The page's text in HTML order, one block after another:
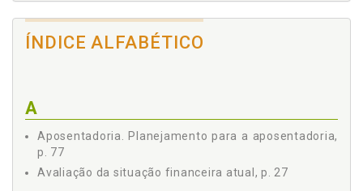
ÍNDICE ALFABÉTICO
A
Aposentadoria. Planejamento para a aposentadoria,
p. 77
Avaliação da situação financeira atual, p. 27